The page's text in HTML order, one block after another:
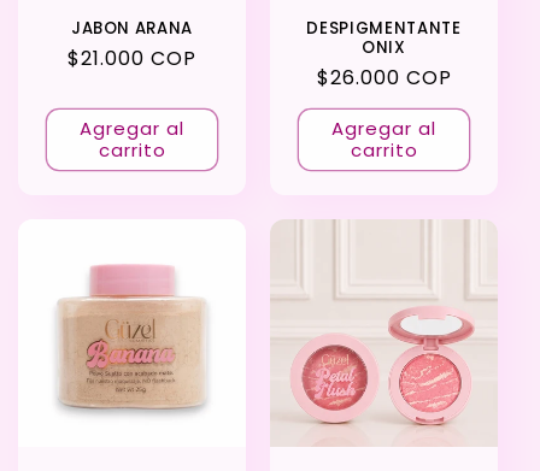
JABON ARANA
Precio
$21.000 COP
Agregar al
carrito
DESPIGMENTANTE
ONIX
Precio
habitual
$26.000 COP
Agregar al
carrito